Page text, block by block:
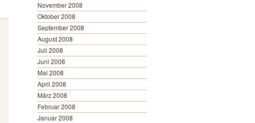
November 2008
Oktober 2008
September 2008
August 2008
Juli 2008
Juni 2008
Mai 2008
April 2008
März 2008
Februar 2008
Januar 2008